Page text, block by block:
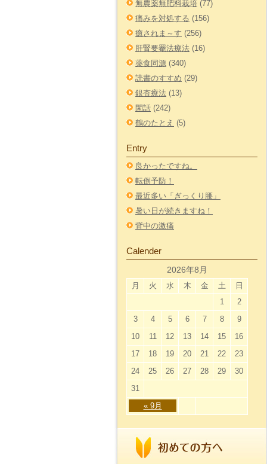
無農薬無肥料栽培 (77)
痛みを対処する (156)
癒されま～す (256)
肝腎要罨法療法 (16)
薬食同源 (340)
読書のすすめ (29)
銀杏療法 (13)
閑話 (242)
鶴のたとえ (5)
Entry
良かったですね。
転倒予防！
最近多い「ぎっくり腰」
暑い日が続きますね！
背中の激痛
Calender
2026年8月
月 火 水 木 金 土 日
« 9月
1
2
3
4 5 6 7 8
9
10
11 12 13 14 15
16
17
18 19 20 21 22
23
24
25 26 27 28 29
30
31